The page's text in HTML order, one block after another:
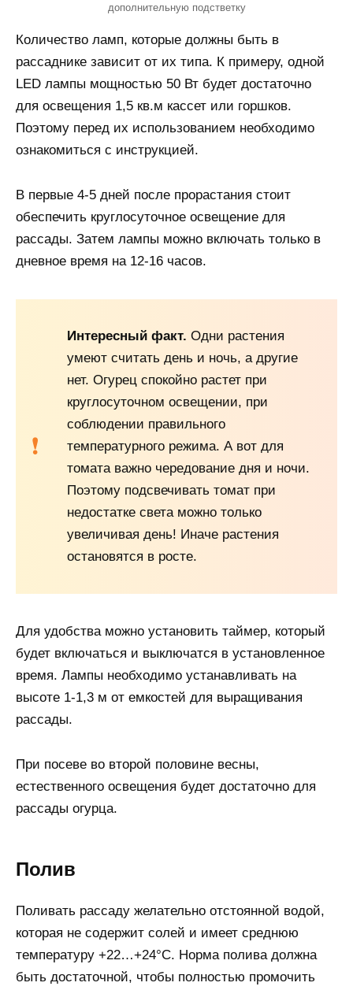
дополнительную подстветку
Количество ламп, которые должны быть в
рассаднике зависит от их типа. К примеру, одной
LED лампы мощностью 50 Вт будет достаточно
для освещения 1,5 кв.м кассет или горшков.
Поэтому перед их использованием необходимо
ознакомиться с инструкцией.
В первые 4-5 дней после прорастания стоит
обеспечить круглосуточное освещение для
рассады. Затем лампы можно включать только в
дневное время на 12-16 часов.
Интересный факт. Одни растения
умеют считать день и ночь, а другие
нет. Огурец спокойно растет при
круглосуточном освещении, при
соблюдении правильного
температурного режима. А вот для
томата важно чередование дня и ночи.
Поэтому подсвечивать томат при
недостатке света можно только
увеличивая день! Иначе растения
остановятся в росте.
Для удобства можно установить таймер, который
будет включаться и выключатся в установленное
время. Лампы необходимо устанавливать на
высоте 1-1,3 м от емкостей для выращивания
рассады.
При посеве во второй половине весны,
естественного освещения будет достаточно для
рассады огурца.
Полив
Поливать рассаду желательно отстоянной водой,
которая не содержит солей и имеет среднюю
температуру +22…+24°С. Норма полива должна
быть достаточной, чтобы полностью промочить